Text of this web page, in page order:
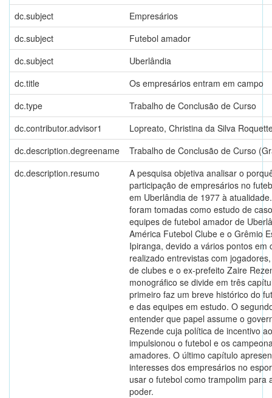
dc.subject
Empresários
dc.subject
Futebol amador
dc.subject
Uberlândia
dc.title
Os empresários entram em campo
dc.type
Trabalho de Conclusão de Curso
dc.contributor.advisor1
Lopreato, Christina da Silva
dc.description.degreename
Trabalho de Conclusão de Curso
dc.description.resumo
A pesquisa objetiva analisar o
participação de empresários no
em Uberlândia de 1977 à
foram tomadas como estudo de
equipes de futebol amador de
América Futebol Clube e o Grêmio
Ipiranga, devido a vários pontos em
realizado entrevistas com
de clubes e o ex-prefeito Zaire
monográfico se divide em três
primeiro faz um breve histórico do
e das equipes em estudo. O
entender que papel assume o
Rezende cuja política de incentivo
impulsionou o futebol e os
amadores. O último capítulo
interesses dos empresários no
usar o futebol como trampolim para
poder.